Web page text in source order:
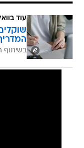
עוד
בשיתוף